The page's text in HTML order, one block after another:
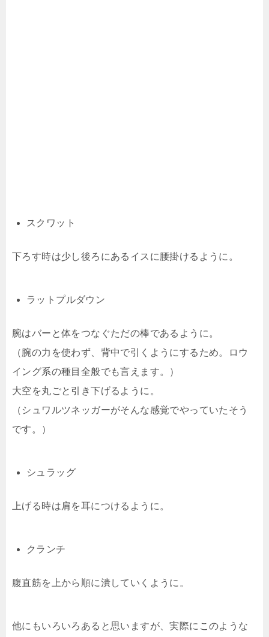
スクワット
下ろす時は少し後ろにあるイスに腰掛けるように。
ラットプルダウン
腕はバーと体をつなぐただの棒であるように。
（腕の力を使わず、背中で引くようにするため。ロウ
イング系の種目全般でも言えます。）
大空を丸ごと引き下げるように。
（シュワルツネッガーがそんな感覚でやっていたそう
です。）
シュラッグ
上げる時は肩を耳につけるように。
クランチ
腹直筋を上から順に潰していくように。
他にもいろいろあると思いますが、実際にこのような